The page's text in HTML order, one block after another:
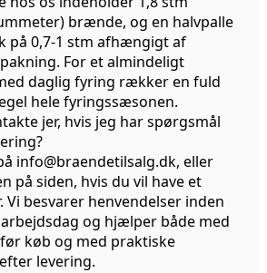
brænde, og en halvpalle
på 0,7-1 stm afhængigt af
For et almindeligt
daglig fyring rækker en fuld
hele fyringssæsonen.
jer, hvis jeg har spørgsmål
info@braendetilsalg.dk, eller
på siden, hvis du vil have et
Vi besvarer henvendelser inden
og hjælper både med
køb og med praktiske
levering.